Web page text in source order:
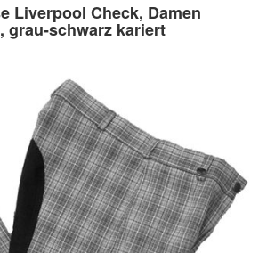
Liverpool Check, Damen
grau-schwarz kariert